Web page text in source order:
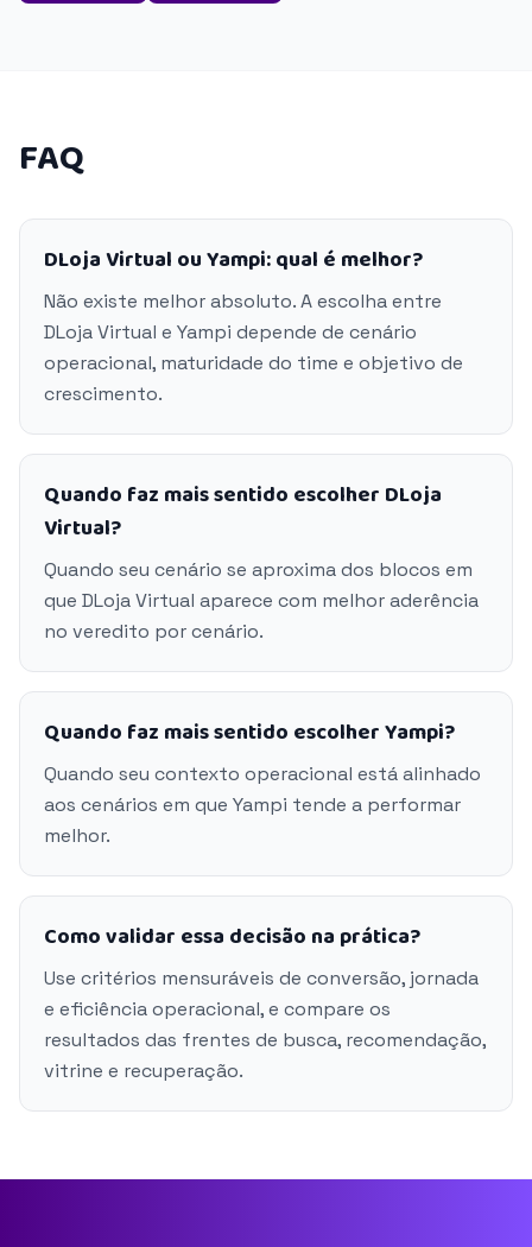
FAQ
DLoja Virtual ou Yampi: qual é melhor?
Não existe melhor absoluto. A escolha entre
DLoja Virtual e Yampi depende de cenário
operacional, maturidade do time e objetivo de
crescimento.
Quando faz mais sentido escolher DLoja
Virtual?
Quando seu cenário se aproxima dos blocos em
que DLoja Virtual aparece com melhor aderência
no veredito por cenário.
Quando faz mais sentido escolher Yampi?
Quando seu contexto operacional está alinhado
aos cenários em que Yampi tende a performar
melhor.
Como validar essa decisão na prática?
Use critérios mensuráveis de conversão, jornada
e eficiência operacional, e compare os
resultados das frentes de busca, recomendação,
vitrine e recuperação.